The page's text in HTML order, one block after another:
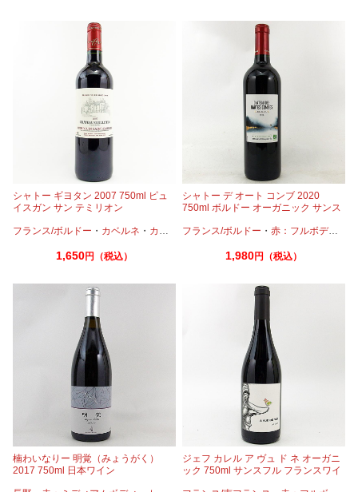
シャトー ギヨタン 2007 750ml ピュ
イスガン サン テミリオン
フランス/ボルドー ・ カベルネ ・ カベルネフラン ・メルロー
1,650円（税込）
シャトー デ オート コンブ 2020
750ml ボルドー オーガニック サンス
フランス/ボルドー ・赤：フルボディ
1,980円（税込）
楠わいなりー 明覚（みょうがく）
2017 750ml 日本ワイン
ジェフ カレル ア ヴュ ド ネ オーガニ
ック 750ml サンスフル フランスワイ